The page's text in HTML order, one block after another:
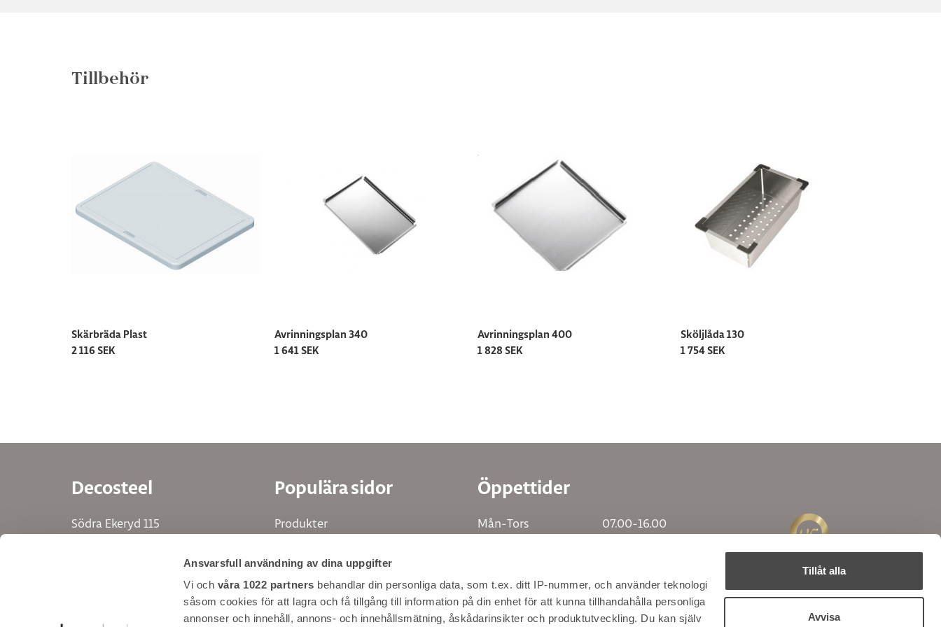
Ansvarsfull användning av dina uppgifter
Vi och våra 1022 partners behandlar din personliga data, som t.ex. ditt IP-nummer, och använder teknologi
såsom cookies för att lagra och få tillgång till information på din enhet för att kunna tillhandahålla personliga
annonser och innehåll, annons- och innehållsmätning, åskådarinsikter och produktutveckling. Du kan själv
Tillåt alla
Avvisa
Tillbehör
Skärbräda Plast
2 116 SEK
Avrinningsplan 340
1 641 SEK
Avrinningsplan 400
1 828 SEK
Sköljlåda 130
1 754 SEK
Decosteel
Södra Ekeryd 115
Populära sidor
Produkter
Inspiration
Hitta din återförsäljare
Bläddra i katalogen
Öppettider
Mån-Tors
07.00-16.00
Hitta hit / Kontakta oss
@decosteel